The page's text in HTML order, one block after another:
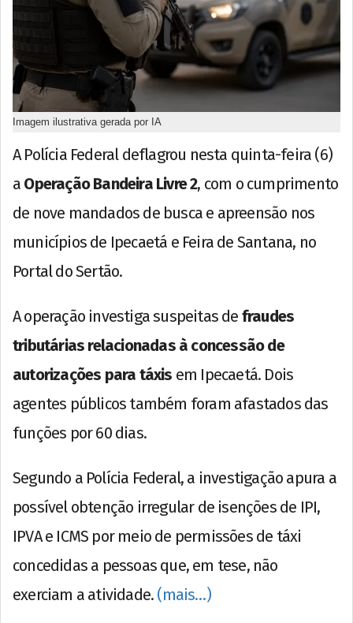
Imagem ilustrativa gerada por IA
A Polícia Federal deflagrou nesta quinta-feira (6)
a Operação Bandeira Livre 2, com o cumprimento
de nove mandados de busca e apreensão nos
municípios de Ipecaetá e Feira de Santana, no
Portal do Sertão.
A operação investiga suspeitas de fraudes
tributárias relacionadas à concessão de
autorizações para táxis em Ipecaetá. Dois
agentes públicos também foram afastados das
funções por 60 dias.
Segundo a Polícia Federal, a investigação apura a
possível obtenção irregular de isenções de IPI,
IPVA e ICMS por meio de permissões de táxi
concedidas a pessoas que, em tese, não
exerciam a atividade. (mais…)